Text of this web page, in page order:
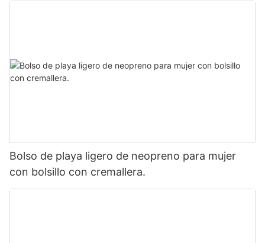
Bolso de playa ligero de neopreno para mujer
con bolsillo con cremallera.